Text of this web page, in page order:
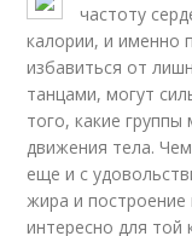
частоту
калории, и именно
избавиться от
танцами, могут
того, какие
движения тела.
еще и с
жира и
интересно для той